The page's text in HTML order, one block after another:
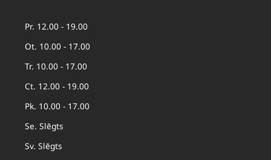
Pr. 12.00 - 19.00
Ot. 10.00 - 17.00
Tr. 10.00 - 17.00
Ct. 12.00 - 19.00
Pk. 10.00 - 17.00
Se. Slēgts
Sv. Slēgts